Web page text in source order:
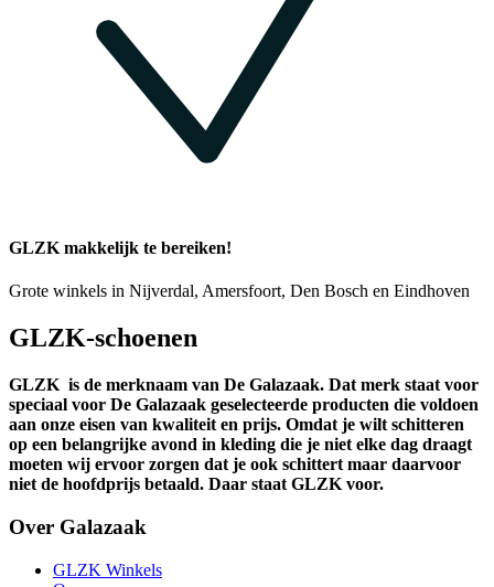
GLZK makkelijk te bereiken!
Grote winkels in Nijverdal, Amersfoort, Den Bosch en Eindhoven
GLZK-schoenen
GLZK is de merknaam van De Galazaak. Dat merk staat voor
speciaal voor De Galazaak geselecteerde producten die voldoen
aan onze eisen van kwaliteit en prijs. Omdat je wilt schitteren
op een belangrijke avond in kleding die je niet elke dag draagt
moeten wij ervoor zorgen dat je ook schittert maar daarvoor
niet de hoofdprijs betaald. Daar staat GLZK voor.
Over Galazaak
GLZK Winkels